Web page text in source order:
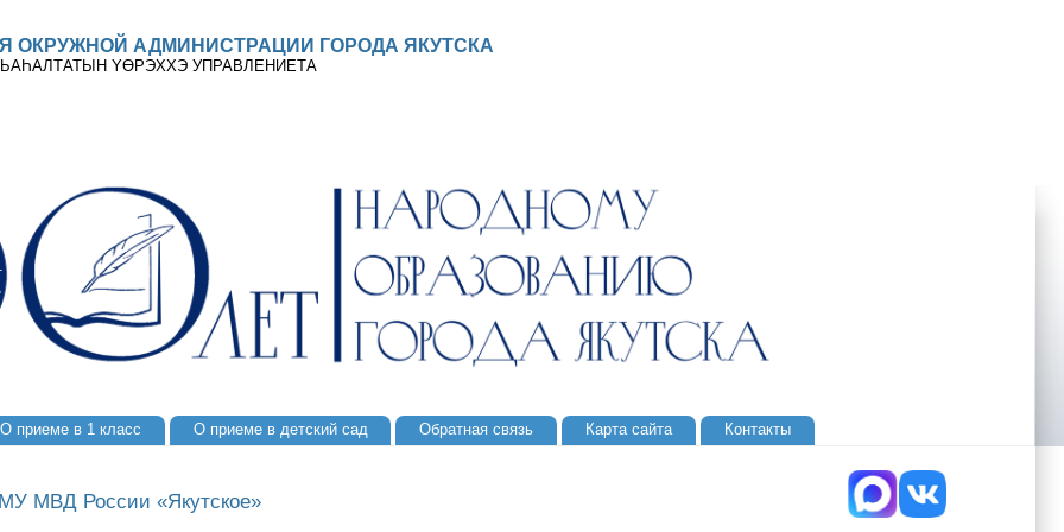
ОКРУЖНОЙ АДМИНИСТРАЦИИ ГОРОДА ЯКУТСКА
YӨРЭХХЭ УПРАВЛЕНИЕТА
О приеме в 1 класс О приеме в детский сад Обратная связь Карта сайта Контакты
МВД России «Якутское»